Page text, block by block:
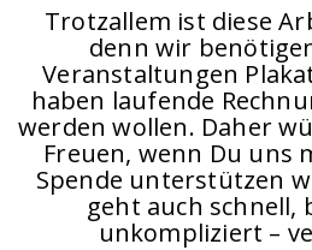
Trotzallem ist diese
denn wir
Veranstaltungen
haben laufende
werden wollen. Daher
Freuen, wenn Du uns
Spende unterstützen
geht auch schnell,
unkompliziert –